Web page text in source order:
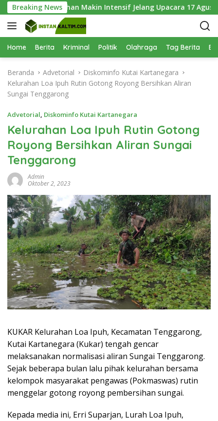
a
g
u
Breaking News
Latihan Makin Intensif Jelang Upacara 17 Agustus
Home Berita Kriminal Politik Olahraga Tag Berita
Beranda Advetorial
Diskominfo Kutai Kartanegara
Kelurahan Loa Ipuh Rutin Gotong Royong Bersihkan Aliran
Sungai Tenggarong
Advetorial, Diskominfo Kutai Kartanegara
Kelurahan Loa Ipuh Rutin Gotong
Royong Bersihkan Aliran Sungai
Tenggarong
Admin
Oktober 2, 2023
KUKAR Kelurahan Loa Ipuh, Kecamatan Tenggarong,
Kutai Kartanegara (Kukar) tengah gencar
melaksanakan normalisasi aliran Sungai Tenggarong.
Sejak beberapa bulan lalu pihak kelurahan bersama
kelompok masyarakat pengawas (Pokmaswas) rutin
menggelar gotong royong pembersihan sungai.
Kepada media ini, Erri Suparjan, Lurah Loa Ipuh,